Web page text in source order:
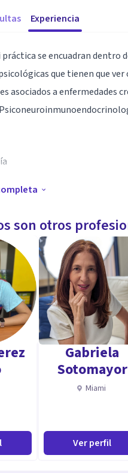
Experiencia
se encuadran dentro
que tienen que
asociados a enfermedades
de vida personales que
evaluación neuropsicológica.
en Psicología
conductual.
pareja para personas Con
terapéuticos con
son otros
Gabriela
Sotomayor
Miami
Ver perfil